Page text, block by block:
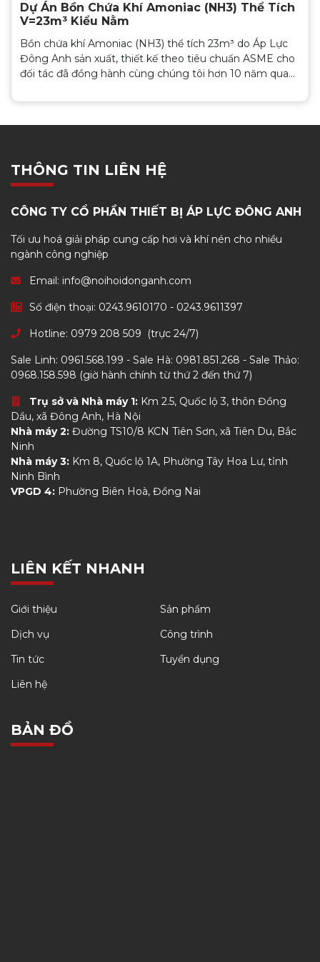
Dự Án Bồn Chứa Khí Amoniac (NH3) Thể Tích
V=23m³ Kiểu Nằm
Bồn chứa khí Amoniac (NH3) thể tích 23m³ do Áp Lực
Đông Anh sản xuất, thiết kế theo tiêu chuẩn ASME cho
đối tác đã đồng hành cùng chúng tôi hơn 10 năm qua...
THÔNG TIN LIÊN HỆ
CÔNG TY CỔ PHẦN THIẾT BỊ ÁP LỰC ĐÔNG ANH
Tối ưu hoá giải pháp cung cấp hơi và khí nén cho nhiều
ngành công nghiệp
Email: info@noihoidonganh.com
Số điện thoại: 0243.9610170 - 0243.9611397
Hotline: 0979 208 509 (trực 24/7)
Sale Linh: 0961.568.199 - Sale Hà: 0981.851.268 - Sale Thảo:
0968.158.598 (giờ hành chính từ thứ 2 đến thứ 7)
Trụ sở và Nhà máy 1:Km 2.5, Quốc lộ 3, thôn Đồng
Dầu, xã Đông Anh, Hà Nội
Nhà máy 2: Đường TS10/8 KCN Tiên Sơn, xã Tiên Du, Bắc
Ninh
Nhà máy 3: Km 8, Quốc lộ 1A, Phường Tây Hoa Lư, tỉnh
Ninh Bình
VPGD 4: Phường Biên Hoà, Đồng Nai
LIÊN KẾT NHANH
Giới thiệu
Sản phẩm
Dịch vụ
Công trình
Tin tức
Tuyển dụng
Liên hệ
BẢN ĐỒ